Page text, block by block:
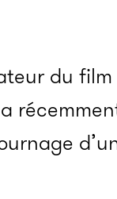
du film